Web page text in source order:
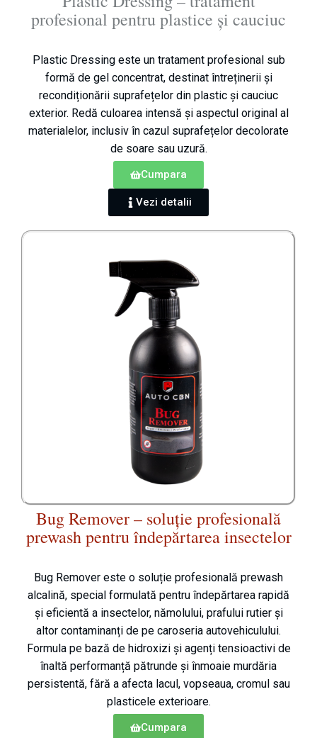
profesional pentru plastice și cauciuc
Plastic Dressing este un tratament profesional sub
formă de gel concentrat, destinat întreținerii și
recondiționării suprafețelor din plastic și cauciuc
exterior. Redă culoarea intensă și aspectul original al
materialelor, inclusiv în cazul suprafețelor decolorate
de soare sau uzură.
Cumpara
Vezi detalii
Bug Remover – soluție profesională
prewash pentru îndepărtarea insectelor
Bug Remover este o soluție profesională prewash
alcalină, special formulată pentru îndepărtarea rapidă
și eficientă a insectelor, nămolului, prafului rutier și
altor contaminanți de pe caroseria autovehiculului.
Formula pe bază de hidroxizi și agenți tensioactivi de
înaltă performanță pătrunde și înmoaie murdăria
persistentă, fără a afecta lacul, vopseaua, cromul sau
plasticele exterioare.
Cumpara